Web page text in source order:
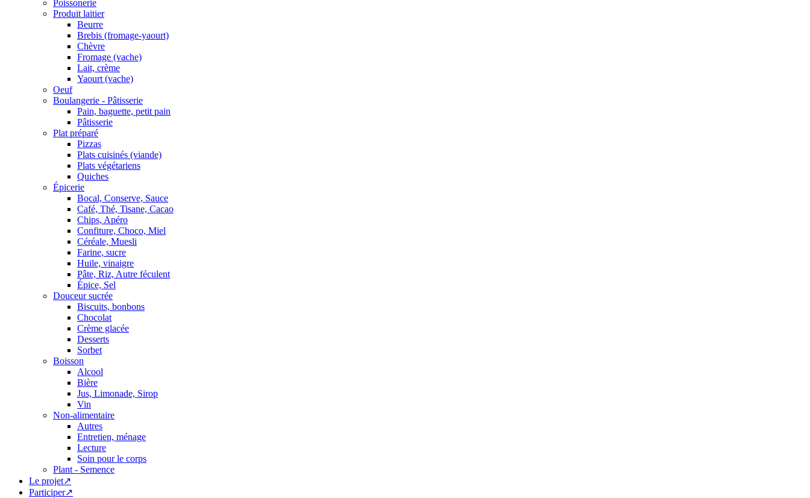
Poissonerie
Produit laitier
Beurre
Brebis (fromage-yaourt)
Chèvre
Fromage (vache)
Lait, crème
Yaourt (vache)
Oeuf
Boulangerie - Pâtisserie
Pain, baguette, petit pain
Pâtisserie
Plat préparé
Pizzas
Plats cuisinés (viande)
Plats végétariens
Quiches
Épicerie
Bocal, Conserve, Sauce
Café, Thé, Tisane, Cacao
Chips, Apéro
Confiture, Choco, Miel
Céréale, Muesli
Farine, sucre
Huile, vinaigre
Pâte, Riz, Autre féculent
Épice, Sel
Douceur sucrée
Biscuits, bonbons
Chocolat
Crème glacée
Desserts
Sorbet
Boisson
Alcool
Bière
Jus, Limonade, Sirop
Vin
Non-alimentaire
Autres
Entretien, ménage
Lecture
Soin pour le corps
Plant - Semence
Le projet↗
Participer↗